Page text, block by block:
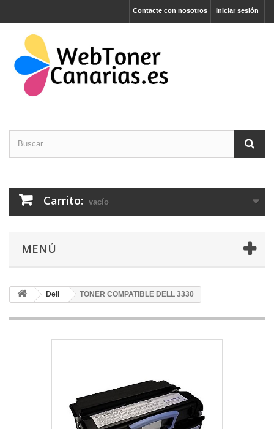
Iniciar sesión
Contacte con nosotros
Carrito: vacío
MENÚ
Dell TONER COMPATIBLE DELL 3330